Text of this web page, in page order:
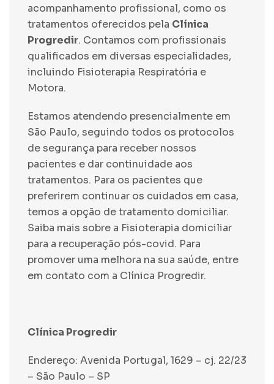
acompanhamento profissional, como os
tratamentos oferecidos pela Clínica
Progredir. Contamos com profissionais
qualificados em diversas especialidades,
incluindo Fisioterapia Respiratória e
Motora.
Estamos atendendo presencialmente em
São Paulo, seguindo todos os protocolos
de segurança para receber nossos
pacientes e dar continuidade aos
tratamentos. Para os pacientes que
preferirem continuar os cuidados em casa,
temos a opção de tratamento domiciliar.
Saiba mais sobre a Fisioterapia domiciliar
para a recuperação pós-covid. Para
promover uma melhora na sua saúde, entre
em contato com a Clínica Progredir.
Clínica Progredir
Endereço: Avenida Portugal, 1629 – cj. 22/23
– São Paulo – SP